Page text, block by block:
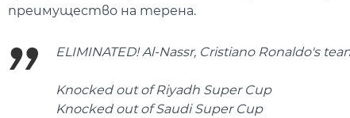
преимущество на терена.
ELIMINATED! Al-Nassr, Cristiano Ronaldo's
Knocked out of Riyadh Super Cup
Knocked out of Saudi Super Cup